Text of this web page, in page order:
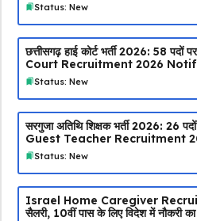
Status: New
छत्तीसगढ़ हाई कोर्ट भर्ती 2026: 58
Court Recruitment 2026
Status: New
सरगुजा अतिथि शिक्षक भर्ती 2026: 26
Guest Teacher Recruitment
Status: New
Israel Home Caregiver
सैलरी, 10वीं पास के लिए विदेश में नौकरी